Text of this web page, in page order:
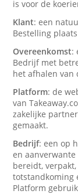
is voor de
Klant: een
Bestelling
Overeenkomst:
Bedrijf met
het afhalen van
Platform: de
van
zakelijke
gemaakt.
Bedrijf: een op
en
bereidt,
totstandkoming
Platform